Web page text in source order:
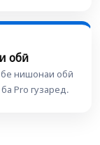
обӣ
нишонаи обӣ
Pro гузаред.